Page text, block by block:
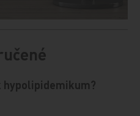
hypolipidemikum?